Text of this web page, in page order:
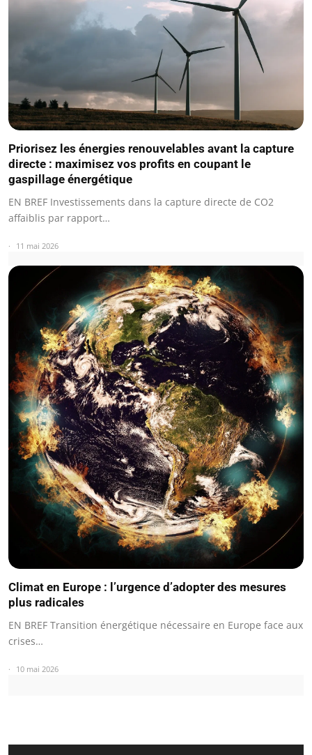
Priorisez les énergies renouvelables avant la capture
directe : maximisez vos profits en coupant le
gaspillage énergétique
EN BREF Investissements dans la capture directe de CO2
affaiblis par rapport…
11 mai 2026
Climat en Europe : l’urgence d’adopter des mesures
plus radicales
EN BREF Transition énergétique nécessaire en Europe face aux
crises…
10 mai 2026